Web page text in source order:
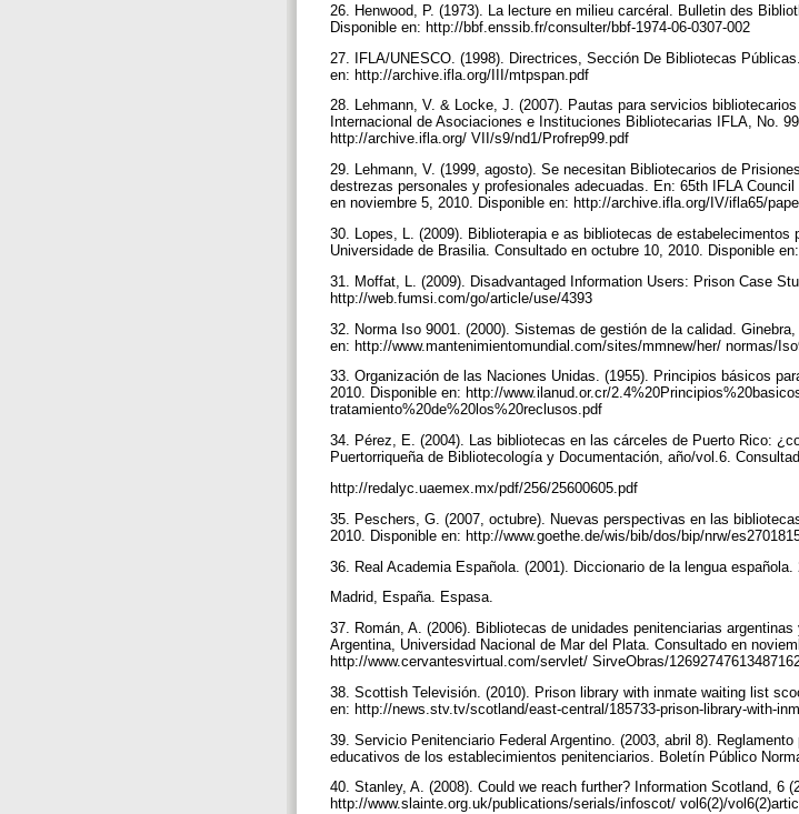
26. Henwood, P. (1973). La lecture en milieu carcéral. Bulletin des
Disponible en: http://bbf.enssib.fr/consulter/bbf-1974-06-0307-002
27. IFLA/UNESCO. (1998). Directrices, Sección De Bibliotecas
en: http://archive.ifla.org/III/mtpspan.pdf
28. Lehmann, V. & Locke, J. (2007). Pautas para servicios
Internacional de Asociaciones e Instituciones Bibliotecarias IFLA, No.
http://archive.ifla.org/ VII/s9/nd1/Profrep99.pdf
29. Lehmann, V. (1999, agosto). Se necesitan Bibliotecarios de
destrezas personales y profesionales adecuadas. En: 65th IFLA
en noviembre 5, 2010. Disponible en: http://archive.ifla.org/IV/ifla65/
30. Lopes, L. (2009). Biblioterapia e as bibliotecas de
Universidade de Brasilia. Consultado en octubre 10, 2010. Disponible
31. Moffat, L. (2009). Disadvantaged Information Users: Prison Case
http://web.fumsi.com/go/article/use/4393
32. Norma Iso 9001. (2000). Sistemas de gestión de la calidad.
en: http://www.mantenimientomundial.com/sites/mmnew/her/ normas/
33. Organización de las Naciones Unidas. (1955). Principios básicos
2010. Disponible en: http://www.ilanud.or.cr/
tratamiento%20de%20los%20reclusos.pdf
34. Pérez, E. (2004). Las bibliotecas en las cárceles de Puerto Rico:
Puertorriqueña de Bibliotecología y Documentación, año/vol.6.
http://redalyc.uaemex.mx/pdf/256/25600605.pdf
35. Peschers, G. (2007, octubre). Nuevas perspectivas en las
2010. Disponible en: http://www.goethe.de/wis/bib/dos/bip/nrw/
36. Real Academia Española. (2001). Diccionario de la lengua española.
Madrid, España. Espasa.
37. Román, A. (2006). Bibliotecas de unidades penitenciarias
Argentina, Universidad Nacional de Mar del Plata. Consultado en
http://www.cervantesvirtual.com/servlet/ SirveObras/
38. Scottish Televisión. (2010). Prison library with inmate waiting list
en: http://news.stv.tv/scotland/east-central/185733-prison-library-with-
39. Servicio Penitenciario Federal Argentino. (2003, abril 8).
educativos de los establecimientos penitenciarios. Boletín Público
40. Stanley, A. (2008). Could we reach further? Information Scotland, 6
http://www.slainte.org.uk/publications/serials/infoscot/ vol6(2)/